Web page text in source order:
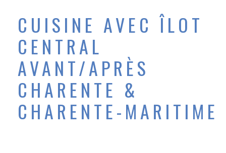
CUISINE AVEC ÎLOT
CENTRAL
AVANT/APRÈS
CHARENTE &
CHARENTE-MARITIME